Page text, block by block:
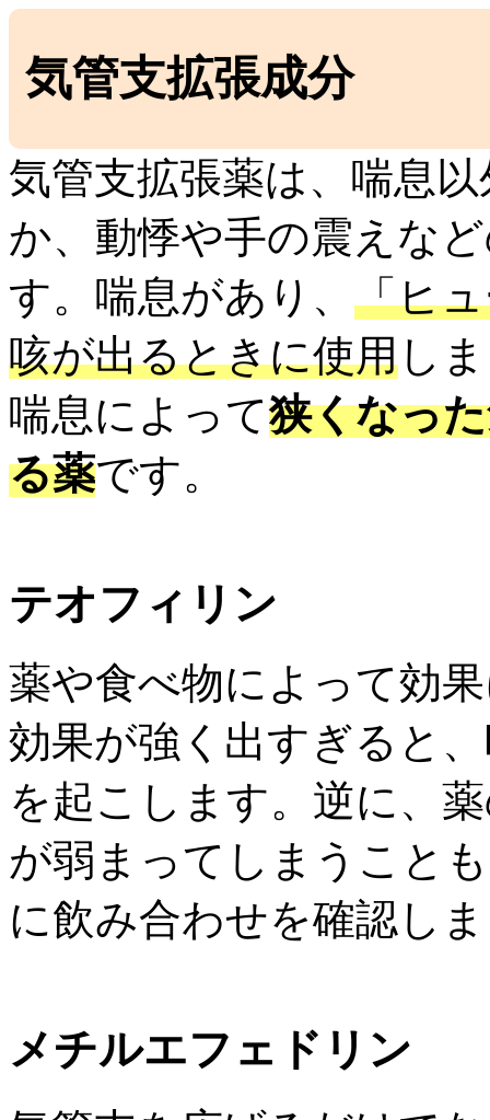
気管支拡張成分
気管支拡張薬は、喘息
か、動悸や手の震えな
す。喘息があり、 「ヒ
咳が出るときに使用し
喘息によって狭くなっ
る薬です。
テオフィリン
薬や食べ物によって効
効果が強く出すぎると
を起こします。逆に、
が弱まってしまうこと
に飲み合わせを確認し
メチルエフェドリン